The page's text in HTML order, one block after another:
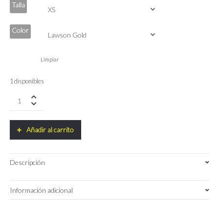
Talla
Color
Limpiar
1 disponibles
Chaleco
Corto
Colours
quantity
Añadir al carrito
Descripción
Información adicional